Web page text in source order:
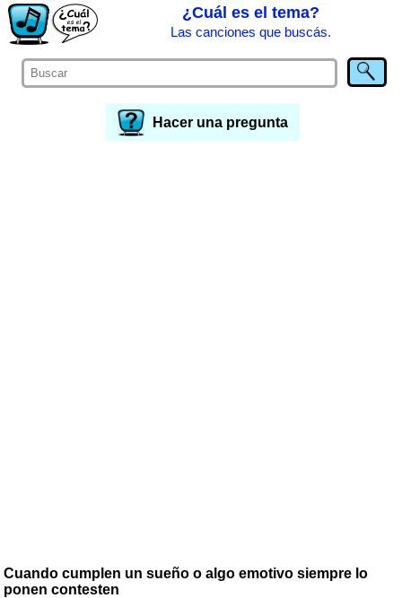
¿Cuál es el tema?
Las canciones que buscás.
Hacer una pregunta
Cuando cumplen un sueño o algo emotivo siempre lo
ponen contesten